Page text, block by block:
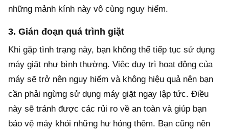
những mảnh kính này vô cùng nguy hiểm.
3. Gián đoạn quá trình giặt
Khi gặp tình trạng này, bạn không thể tiếp tục sử dụng
máy giặt như bình thường. Việc duy trì hoạt động của
máy sẽ trở nên nguy hiểm và không hiệu quả nên bạn
cần phải ngừng sử dụng máy giặt ngay lập tức. Điều
này sẽ tránh được các rủi ro về an toàn và giúp bạn
bảo vệ máy khỏi những hư hỏng thêm. Bạn cũng nên